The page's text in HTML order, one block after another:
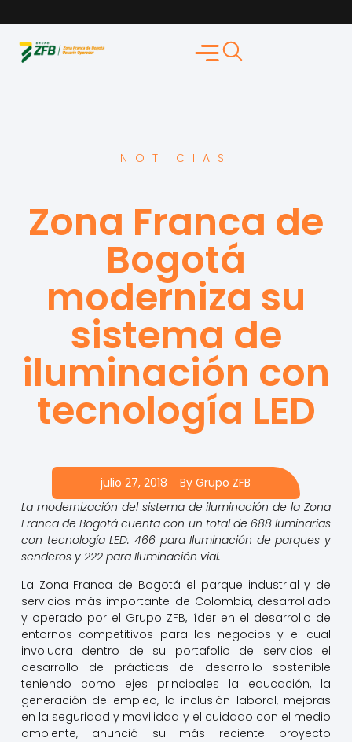
NOTICIAS
Zona Franca de
Bogotá
moderniza su
sistema de
iluminación con
tecnología LED
julio 27, 2018 By Grupo ZFB
La modernización del sistema de iluminación de la Zona
Franca de Bogotá cuenta con un total de 688 luminarias
con tecnología LED: 466 para Iluminación de parques y
senderos y 222 para Iluminación vial.
La Zona Franca de Bogotá el parque industrial y de
servicios más importante de Colombia, desarrollado
y operado por el Grupo ZFB, líder en el desarrollo de
entornos competitivos para los negocios y el cual
involucra dentro de su portafolio de servicios el
desarrollo de prácticas de desarrollo sostenible
teniendo como ejes principales la educación, la
generación de empleo, la inclusión laboral, mejoras
en la seguridad y movilidad y el cuidado con el medio
ambiente, anunció su más reciente proyecto